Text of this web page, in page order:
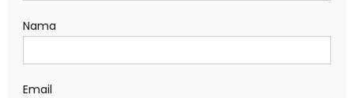
Nama
Email